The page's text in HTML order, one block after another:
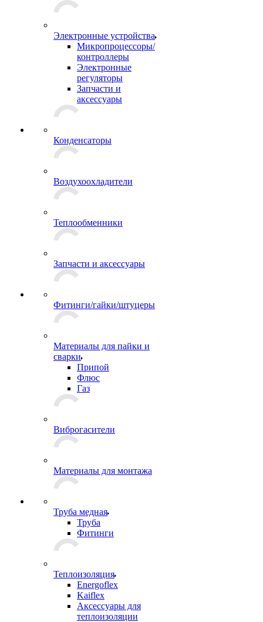
Электронные устройства
Микропроцессоры/
контроллеры
Электронные
регуляторы
Запчасти и
аксессуары
Конденсаторы
Воздухоохладители
Теплообменники
Запчасти и аксессуары
Фитинги/гайки/штуцеры
Материалы для пайки и
сварки
Припой
Флюс
Газ
Виброгасители
Материалы для монтажа
Труба медная
Труба
Фитинги
Теплоизоляция
Energoflex
Kaiflex
Аксессуары для
теплоизоляции